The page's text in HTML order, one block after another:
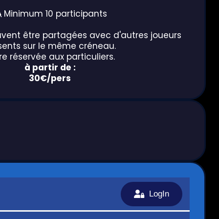
Minimum 10 participants
être partagées avec d'autres joueurs
sur le même créneau.
réservée aux particuliers.
à partir de :
30€/pers